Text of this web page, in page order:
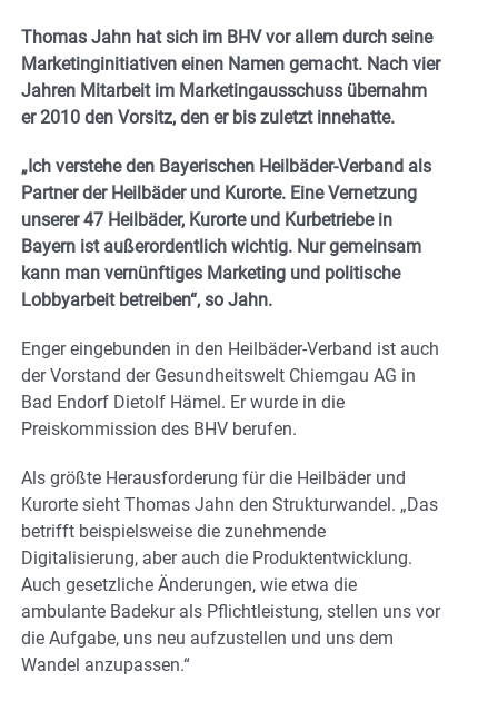
Thomas Jahn hat sich im BHV vor allem durch seine
Marketinginitiativen einen Namen gemacht. Nach vier
Jahren Mitarbeit im Marketingausschuss übernahm
er 2010 den Vorsitz, den er bis zuletzt innehatte.
„Ich verstehe den Bayerischen Heilbäder-Verband als
Partner der Heilbäder und Kurorte. Eine Vernetzung
unserer 47 Heilbäder, Kurorte und Kurbetriebe in
Bayern ist außerordentlich wichtig. Nur gemeinsam
kann man vernünftiges Marketing und politische
Lobbyarbeit betreiben“, so Jahn.
Enger eingebunden in den Heilbäder-Verband ist auch
der Vorstand der Gesundheitswelt Chiemgau AG in
Bad Endorf Dietolf Hämel. Er wurde in die
Preiskommission des BHV berufen.
Als größte Herausforderung für die Heilbäder und
Kurorte sieht Thomas Jahn den Strukturwandel. „Das
betrifft beispielsweise die zunehmende
Digitalisierung, aber auch die Produktentwicklung.
Auch gesetzliche Änderungen, wie etwa die
ambulante Badekur als Pflichtleistung, stellen uns vor
die Aufgabe, uns neu aufzustellen und uns dem
Wandel anzupassen.“